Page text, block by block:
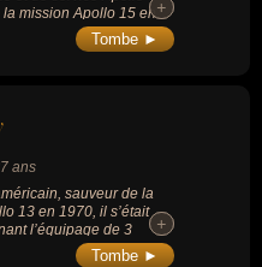
mission Apollo 15 en
71 orbites lunaires.
+
+
Tombe ►
ans
sauveur de la
13 en 1970, il s’était
l’équipage de 3
+
+
Tombe ►